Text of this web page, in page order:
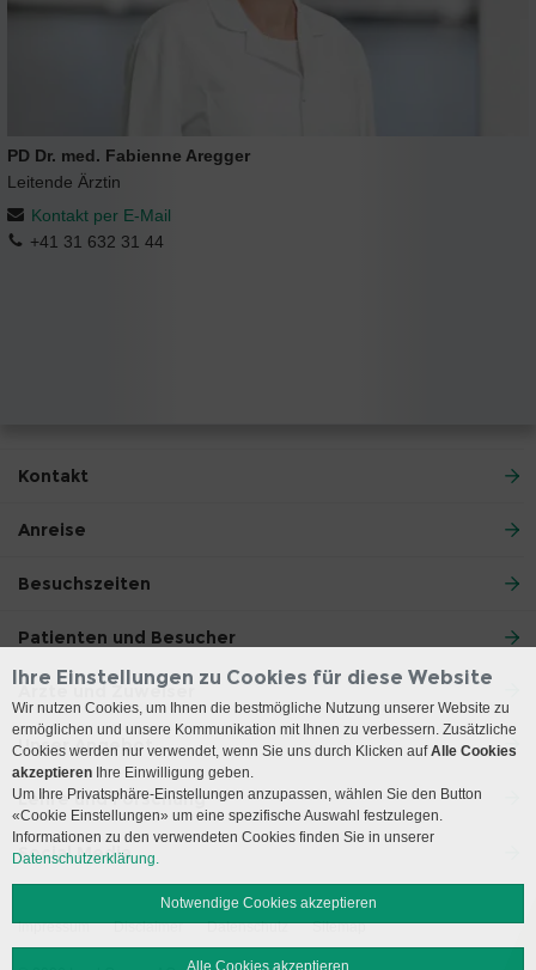
PD Dr. med. Fabienne Aregger
Leitende Ärztin
Kontakt per E-Mail
+41 31 632 31 44
Kontakt
Anreise
Besuchszeiten
Patienten und Besucher
Ärzte und Zuweiser
Unser Angebot
Lehre und Forschung
Social Media
Impressum Disclaimer Datenschutz Sitemap
Ihre Einstellungen zu Cookies für diese Website
Wir nutzen Cookies, um Ihnen die bestmögliche Nutzung unserer Website zu
ermöglichen und unsere Kommunikation mit Ihnen zu verbessern. Zusätzliche
Cookies werden nur verwendet, wenn Sie uns durch Klicken aufAlle Cookies
akzeptieren Ihre Einwilligung geben.
Um Ihre Privatsphäre-Einstellungen anzupassen, wählen Sie den Button
«Cookie Einstellungen» um eine spezifische Auswahl festzulegen.
Informationen zu den verwendeten Cookies finden Sie in unserer
Datenschutzerklärung.
Notwendige Cookies akzeptieren
Alle Cookies akzeptieren